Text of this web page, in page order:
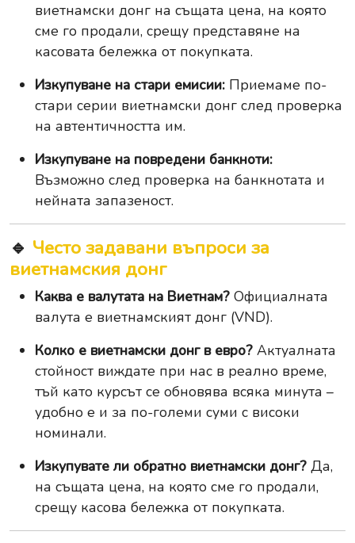
виетнамски донг на същата цена, на която
сме го продали, срещу представяне на
касовата бележка от покупката.
Изкупуване на стари емисии: Приемаме по-
стари серии виетнамски донг след проверка
на автентичността им.
Изкупуване на повредени банкноти:
Възможно след проверка на банкнотата и
нейната запазеност.
🔹 Често задавани въпроси за
виетнамския донг
Каква е валутата на Виетнам? Официалната
валута е виетнамският донг (VND).
Колко е виетнамски донг в евро? Актуалната
стойност виждате при нас в реално време,
тъй като курсът се обновява всяка минута –
удобно е и за по-големи суми с високи
номинали.
Изкупувате ли обратно виетнамски донг? Да,
на същата цена, на която сме го продали,
срещу касова бележка от покупката.